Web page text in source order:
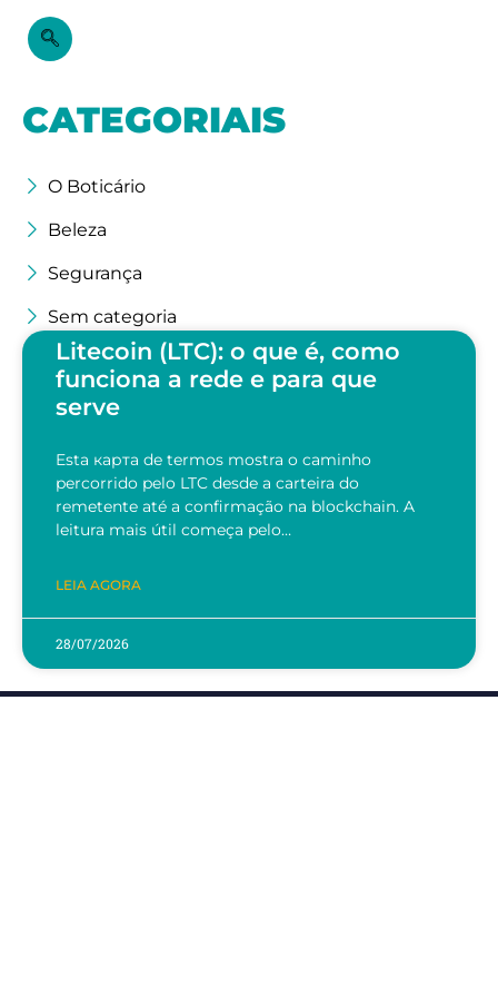
CATEGORIAIS
O Boticário
Beleza
Segurança
Sem categoria
Litecoin (LTC): o que é, como
funciona a rede e para que
serve
Esta карта de termos mostra o caminho
percorrido pelo LTC desde a carteira do
remetente até a confirmação na blockchain. A
leitura mais útil começa pelo…
LEIA AGORA
28/07/2026